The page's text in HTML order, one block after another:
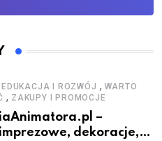
EDUKACJA I ROZWÓJ , WARTO
, ZAKUPY I PROMOCJE
–
dekoracje,